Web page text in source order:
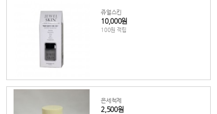
쥬얼스킨
10,000원
100원 적립
은세척제
2,500원